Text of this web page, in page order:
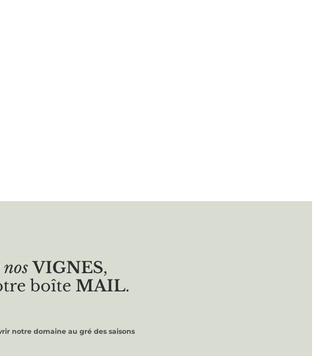
VIGNES,
boîte MAIL.
notre domaine au gré des saisons